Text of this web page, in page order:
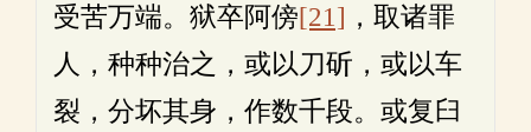
受苦万端。狱卒阿傍[21] ，取诸罪
人，种种治之，或以刀斫，或以车
裂，分坏其身，作数千段。或复臼